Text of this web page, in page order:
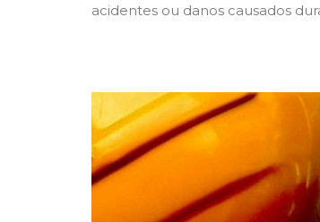
acidentes ou danos causados